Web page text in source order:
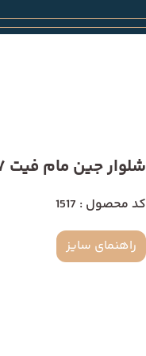
شلوار جین مام فیت 1517
کد محصول : 1517
راهنمای سایز